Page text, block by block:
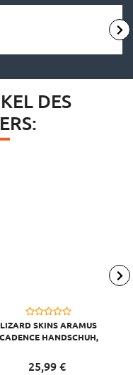
DES
LIZARD SKINS ARAMUS
CADENCE HANDSCHUH,
25,99 €